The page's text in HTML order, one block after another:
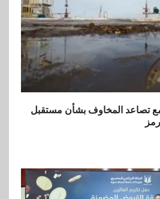
صافي ربح في النصف الأول
القاهرة تنظم ندوة إلكترونية
مع تصاعد المخاوف بشأن مستقبل